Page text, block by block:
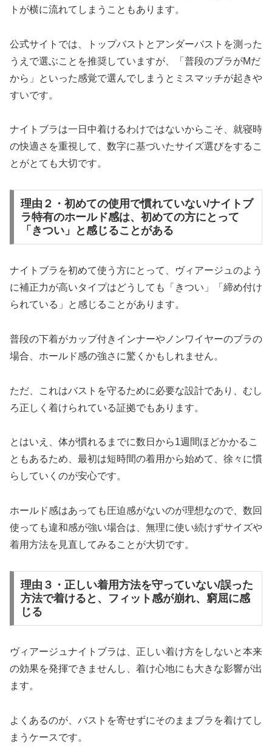
トが横に流れてしまうこともあります。
公式サイトでは、トップバストとアンダーバストを測った
うえで選ぶことを推奨していますが、「普段のブラがMだ
から」といった感覚で選んでしまうとミスマッチが起きや
すいです。
ナイトブラは一日中着けるわけではないからこそ、就寝時
の快適さを重視して、数字に基づいたサイズ選びをするこ
とがとても大切です。
理由２・初めての使用で慣れていない/ナイトブ
ラ特有のホールド感は、初めての方にとって
「きつい」と感じることがある
ナイトブラを初めて使う方にとって、ヴィアージュのよう
に補正力が高いタイプはどうしても「きつい」「締め付け
られている」と感じることがあります。
普段の下着がカップ付きインナーやノンワイヤーのブラの
場合、ホールド感の強さに驚くかもしれません。
ただ、これはバストを守るために必要な設計であり、むし
ろ正しく着けられている証拠でもあります。
とはいえ、体が慣れるまでに数日から1週間ほどかかるこ
ともあるため、最初は短時間の着用から始めて、徐々に慣
らしていくのが安心です。
ホールド感はあっても圧迫感がないのが理想なので、数回
使っても違和感が強い場合は、無理に使い続けずサイズや
着用方法を見直してみることが大切です。
理由３・正しい着用方法を守っていない/誤った
方法で着けると、フィット感が崩れ、窮屈に感
じる
ヴィアージュナイトブラは、正しい着け方をしないと本来
の効果を発揮できませんし、着け心地にも大きな影響が出
ます。
よくあるのが、バストを寄せずにそのままブラを着けてし
まうケースです。